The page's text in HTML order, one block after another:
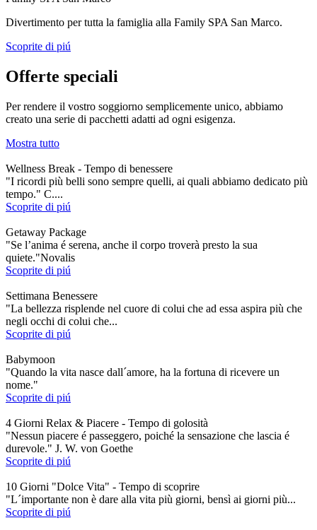
Divertimento per tutta la famiglia alla Family SPA San Marco.
Scoprite di piú
Offerte speciali
Per rendere il vostro soggiorno semplicemente unico, abbiamo
creato una serie di pacchetti adatti ad ogni esigenza.
Mostra tutto
Wellness Break - Tempo di benessere
"I ricordi più belli sono sempre quelli, ai quali abbiamo dedicato più
tempo." C....
Scoprite di piú
Getaway Package
"Se l’anima é serena, anche il corpo troverà presto la sua
quiete."Novalis
Scoprite di piú
Settimana Benessere
"La bellezza risplende nel cuore di colui che ad essa aspira più che
negli occhi di colui che...
Scoprite di piú
Babymoon
"Quando la vita nasce dall´amore, ha la fortuna di ricevere un
nome."
Scoprite di piú
4 Giorni Relax & Piacere - Tempo di golosità
"Nessun piacere é passeggero, poiché la sensazione che lascia é
durevole." J. W. von Goethe
Scoprite di piú
10 Giorni "Dolce Vita" - Tempo di scoprire
"L´importante non è dare alla vita più giorni, bensì ai giorni più...
Scoprite di piú